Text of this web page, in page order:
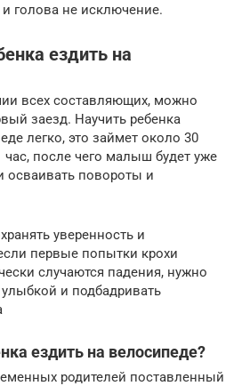
голова не исключение.
ездить на
всех составляющих, можно
заезд. Научить ребенка
легко, это займет около 30
после чего малыш будет уже
осваивать повороты и
уверенность и
первые попытки крохи
случаются падения, нужно
и подбадривать
ездить на велосипеде?
родителей поставленный